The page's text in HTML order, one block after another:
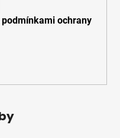
podmínkami ochrany